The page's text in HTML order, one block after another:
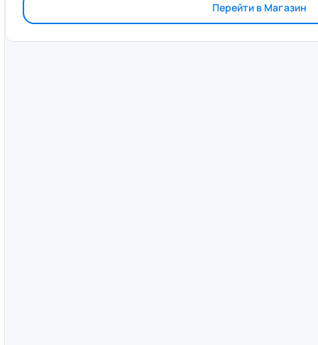
Перейти в Магазин